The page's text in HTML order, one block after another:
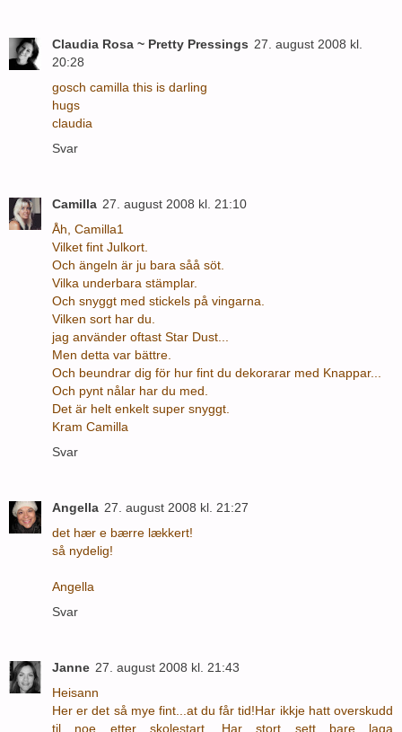
Claudia Rosa ~ Pretty Pressings 27. august 2008 kl.
20:28
gosch camilla this is darling
hugs
claudia
Svar
Camilla 27. august 2008 kl. 21:10
Åh, Camilla1
Vilket fint Julkort.
Och ängeln är ju bara såå söt.
Vilka underbara stämplar.
Och snyggt med stickels på vingarna.
Vilken sort har du.
jag använder oftast Star Dust...
Men detta var bättre.
Och beundrar dig för hur fint du dekorarar med Knappar...
Och pynt nålar har du med.
Det är helt enkelt super snyggt.
Kram Camilla
Svar
Angella 27. august 2008 kl. 21:27
det hær e bærre lækkert!
så nydelig!
Angella
Svar
Janne 27. august 2008 kl. 21:43
Heisann
Her er det så mye fint...at du får tid!Har ikkje hatt overskudd
til noe etter skolestart. Har stort sett bare laga